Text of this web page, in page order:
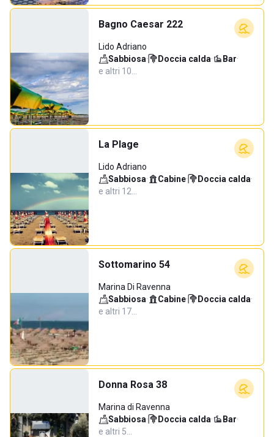
Bagno Caesar 222
Lido Adriano
Sabbiosa· Doccia calda· Bar·
e altri 10…
La Plage
Lido Adriano
Sabbiosa· Cabine· Doccia calda·
e altri 12…
Sottomarino 54
Marina Di Ravenna
Sabbiosa· Cabine· Doccia calda·
e altri 17…
Donna Rosa 38
Marina di Ravenna
Sabbiosa· Doccia calda· Bar·
e altri 5…